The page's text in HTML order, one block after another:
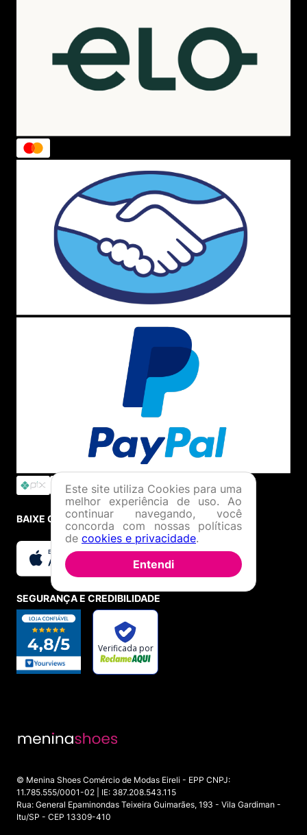
BAIXE O APP
SEGURANÇA E CREDIBILIDADE
© Menina Shoes Comércio de Modas Eireli - EPP CNPJ:
11.785.555/0001-02 | IE: 387.208.543.115
Rua: General Epaminondas Teixeira Guimarães, 193 - Vila Gardiman -
Itu/SP - CEP 13309-410
Este site utiliza Cookies para uma
melhor experiência de uso. Ao
continuar navegando, você
concorda com nossas políticas
de cookies e privacidade.
Entendi